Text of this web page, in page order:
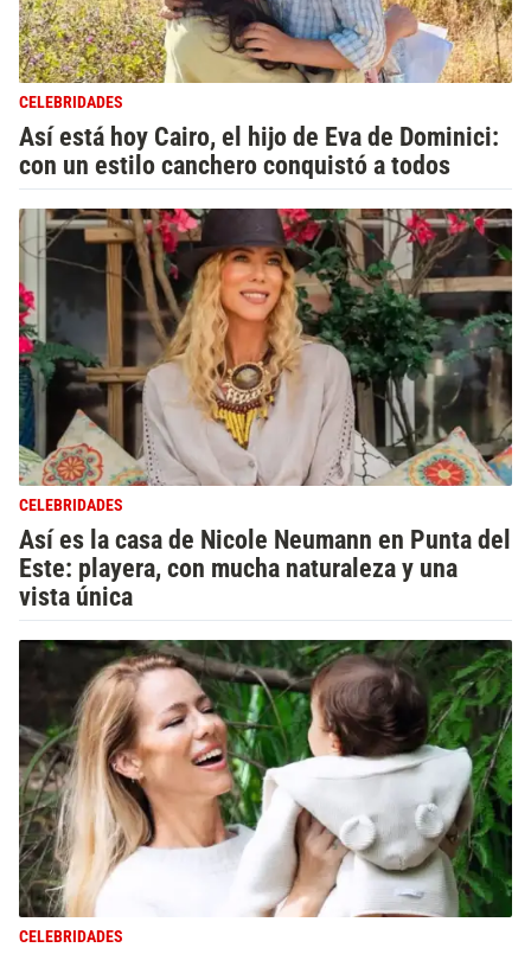
CELEBRIDADES
Así está hoy Cairo, el hijo de Eva de Dominici:
con un estilo canchero conquistó a todos
CELEBRIDADES
Así es la casa de Nicole Neumann en Punta del
Este: playera, con mucha naturaleza y una
vista única
CELEBRIDADES